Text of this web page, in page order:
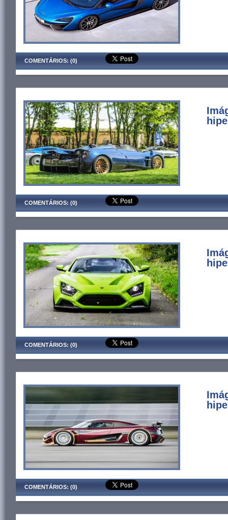
COMENTÁRIOS: (0)
COMENTÁRIOS: (0)
COMENTÁRIOS: (0)
COMENTÁRIOS: (0)